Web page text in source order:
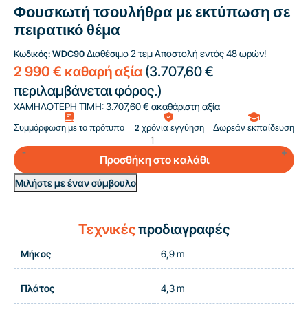
Φουσκωτή τσουλήθρα με εκτύπωση σε
πειρατικό θέμα
Κωδικός:WDC90Διαθέσιμο 2 τεμΑποστολή εντός 48 ωρών!
2 990 € καθαρή αξία (3.707,60 €
περιλαμβάνεται φόρος.)
ΧΑΜΗΛΟΤΕΡΗ ΤΙΜΗ:3.707,60 € ακαθάριστη αξία
Συμμόρφωση με το πρότυπο 2 χρόνια εγγύηση Δωρεάν εκπαίδευση
Προσθήκη στο καλάθι
Μιλήστε με έναν σύμβουλο
Τεχνικέςπροδιαγραφές
Μήκος 6,9 m
Πλάτος 4,3 m